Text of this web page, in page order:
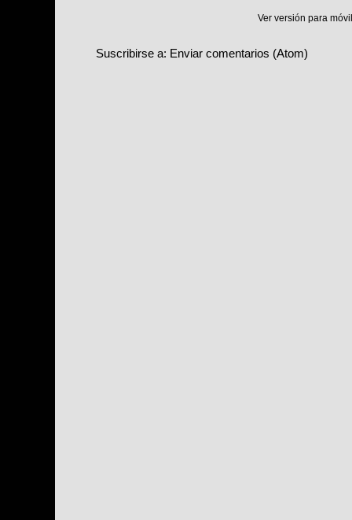
Ver versión para
Suscribirse a: Enviar comentarios (Atom)